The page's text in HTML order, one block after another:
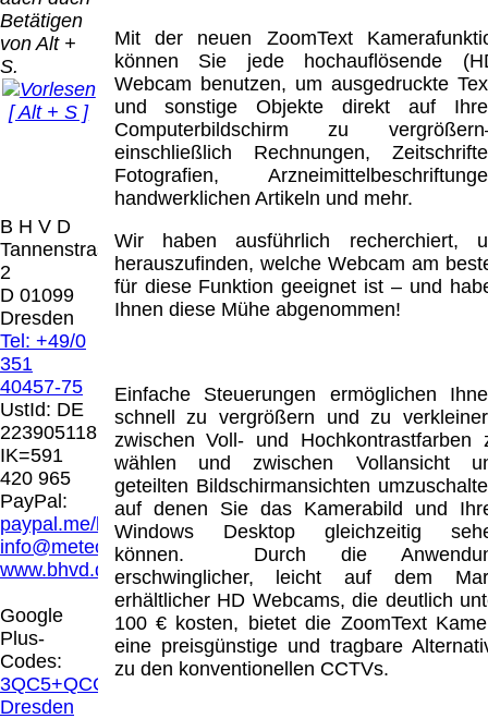
Betätigen
von Alt +
S.
[ Alt + S ]
B H V D
Tannenstrasse
2
D 01099
Dresden
Tel: +49/0
351
40457-75
UstId: DE
223905118
IK=591
420 965
PayPal:
paypal.me/blindenhilfsmittel
info@meteor.vision
www.bhvd.de
Google
Plus-
Codes:
3QC5+QCG
Dresden
Mit der neuen ZoomText
können Sie jede hochauflösende
Webcam benutzen, um ausgedruckte
und sonstige Objekte direkt auf
Computerbildschirm zu
einschließlich Rechnungen,
Fotografien,
handwerklichen Artikeln und mehr.
Wir haben ausführlich recherchiert,
herauszufinden, welche Webcam am
für diese Funktion geeignet ist – und
Ihnen diese Mühe abgenommen!
Einfache Steuerungen ermöglichen
schnell zu vergrößern und zu
zwischen Voll- und Hochkontrastfarben
wählen und zwischen Vollansicht
geteilten Bildschirmansichten
auf denen Sie das Kamerabild und
Windows Desktop gleichzeitig
können. Durch die
erschwinglicher, leicht auf dem
erhältlicher HD Webcams, die deutlich
100 € kosten, bietet die ZoomText
eine preisgünstige und tragbare
zu den konventionellen CCTVs.
QR
Code:
Deutschland
PayPal: 6.95 €
EU (inkl.
Schweiz)
Vorkasse:
20.00 €
EU (inkl.
Schweiz)
PayPal: 20.00
€
Der Versand erfolgt
als versichertes
Paket.
vom Büro oder
von
Ausstellungen:
0.00 €
EU (inkl.
Schweiz)
Vorkasse:
0.00 €
EU (inkl.
Schweiz)
PayPal:
0.00 €
Bei dieser
Versandart
erhalten Sie per
Email z.B. einen
Lieferschein. Sie
erhalten also
keinen
Datenträger .
Die in diesem Dokument genannten
Warenzeichen sind Eigentum der jeweiligen
Firmen. Preisänderungen, Irrtümer und
technische Änderungen vorbehalten.
letzte Änderung: 13. Juli 2026 Blinden
Hilfsmittel Vertrieb Dresden,
Mit einem Urteil vom 12.05.1998 - 312 O
85/98 - Haftung für Links hat das Landgericht
2026
Wir
[ 9618 ]